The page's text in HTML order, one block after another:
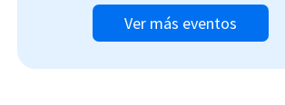
Ver más eventos